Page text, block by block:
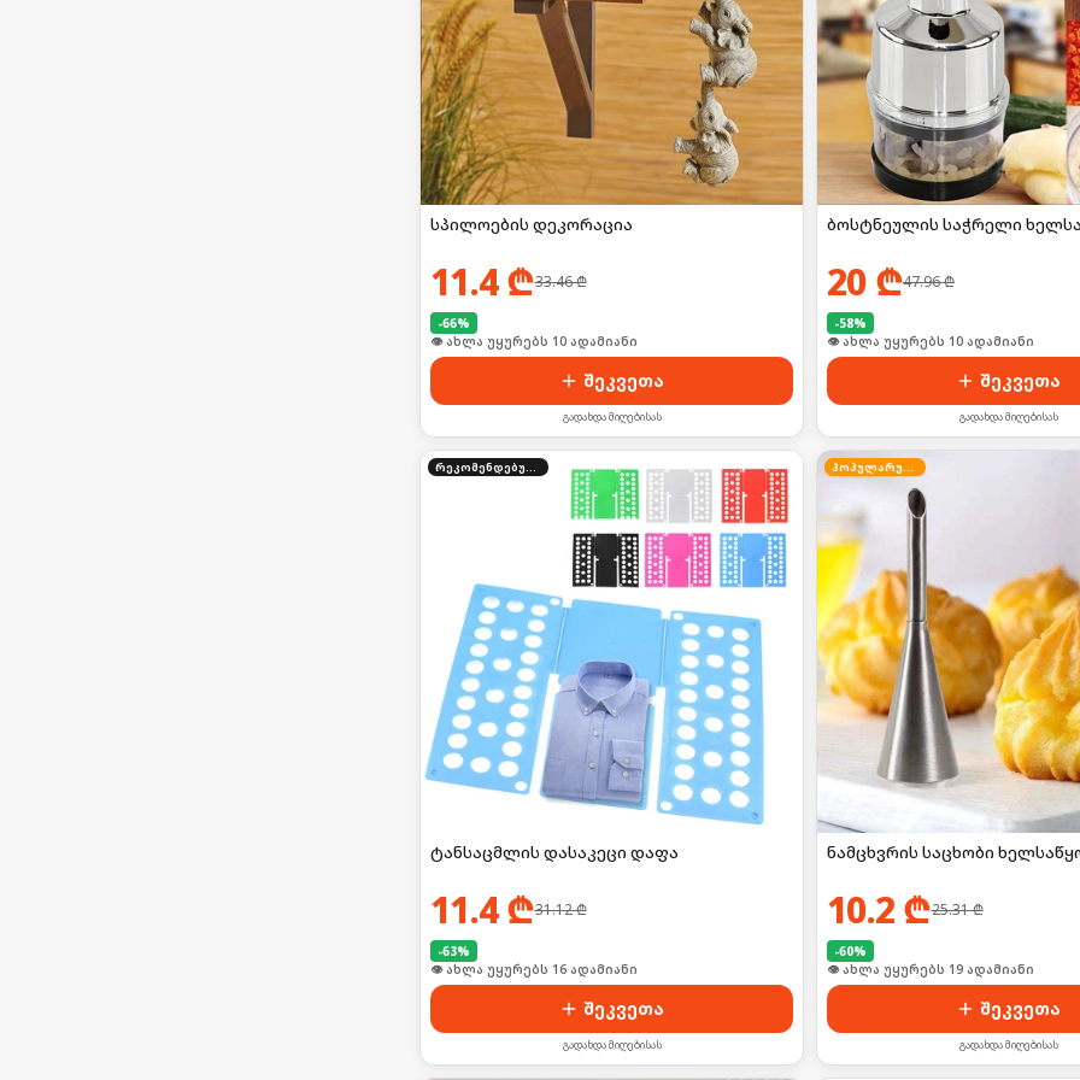
სპილოების დეკორაცია
11.4₾33.46₾
-66%
🛒 ბოლო 24სთ-ში იყიდა 18-მა
შეკვეთა
გადახდა მიღებისას
ბოსტნეულის საჭრელი
20₾47.96₾
-58%
🛒 ბოლო 24სთ-ში იყიდა 12-მა
შეკვეთა
გადახდა მიღებისას
რეკომენდებული
ტანსაცმლის დასაკეცი დაფა
11.4₾31.12₾
-63%
🛒 ბოლო 24სთ-ში იყიდა 21-მა
შეკვეთა
გადახდა მიღებისას
პოპულარული
ნამცხვრის საცხობი
10.2₾25.31₾
-60%
🛒 ბოლო 24სთ-ში იყიდა 24-მა
შეკვეთა
გადახდა მიღებისას